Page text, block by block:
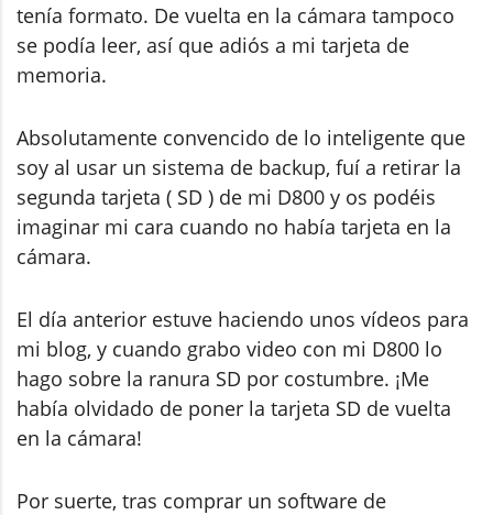
tenía formato. De vuelta en la cámara tampoco
se podía leer, así que adiós a mi tarjeta de
memoria.
Absolutamente convencido de lo inteligente que
soy al usar un sistema de backup, fuí a retirar la
segunda tarjeta ( SD ) de mi D800 y os podéis
imaginar mi cara cuando no había tarjeta en la
cámara.
El día anterior estuve haciendo unos vídeos para
mi blog, y cuando grabo video con mi D800 lo
hago sobre la ranura SD por costumbre. ¡Me
había olvidado de poner la tarjeta SD de vuelta
en la cámara!
Por suerte, tras comprar un software de